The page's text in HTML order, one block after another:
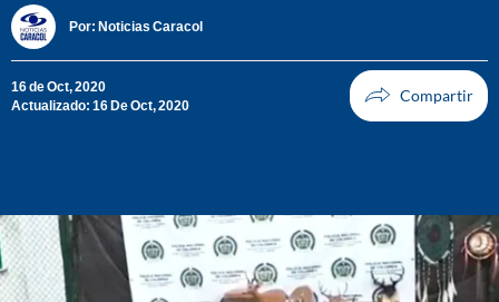
Por: Noticias Caracol
16 de Oct, 2020
Actualizado: 16 De Oct, 2020